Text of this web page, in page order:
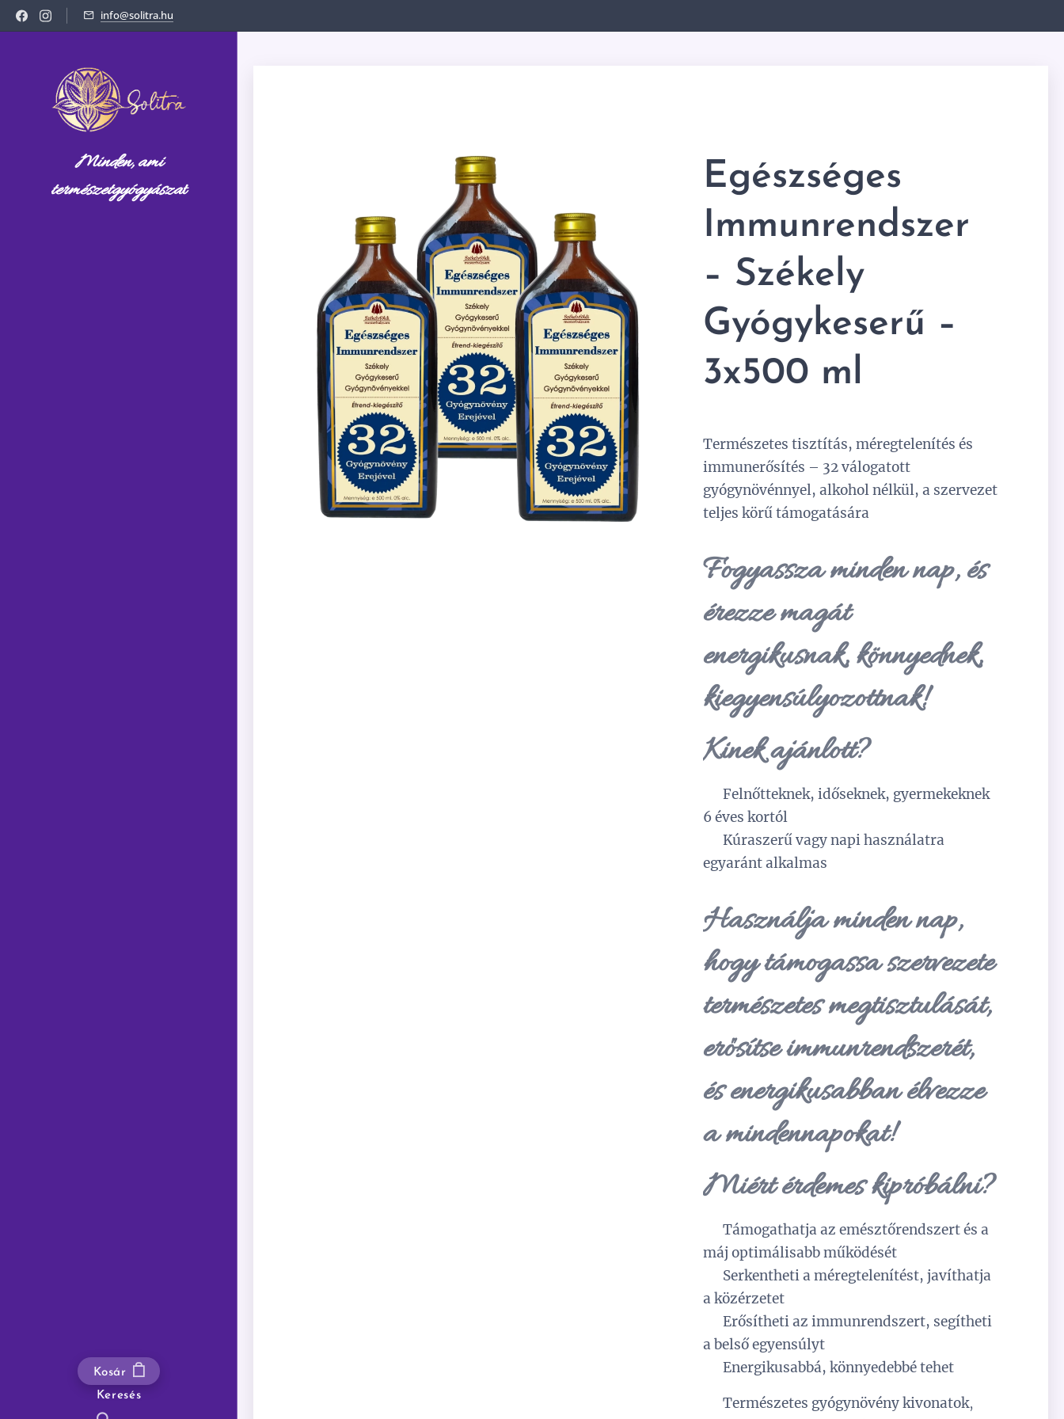
info@solitra.hu
Minden, ami
természetgyógyászat
Kosár
Keresés
Egészséges
Immunrendszer
– Székely
Gyógykeserű –
3x500 ml
Természetes tisztítás, méregtelenítés és
immunerősítés – 32 válogatott
gyógynövénnyel, alkohol nélkül, a szervezet
teljes körű támogatására
Fogyassza minden nap, és
érezze magát
energikusnak, könnyednek,
kiegyensúlyozottnak!
Kinek ajánlott?
✅Felnőtteknek, időseknek, gyermekeknek
6 éves kortól
✅Kúraszerű vagy napi használatra
egyaránt alkalmas
Használja minden nap,
hogy támogassa szervezete
természetes megtisztulását,
erősítse immunrendszerét,
és energikusabban élvezze
a mindennapokat!
Miért érdemes kipróbálni?
✅Támogathatja az emésztőrendszert és a
máj optimálisabb működését
Serkentheti a méregtelenítést, javíthatja
a közérzetet
✅Erősítheti az immunrendszert, segítheti
a belső egyensúlyt
✅Energikusabbá, könnyedebbé tehet
✅Természetes gyógynövény kivonatok,